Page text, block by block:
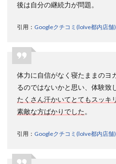
後は自分の継続力が問題。
引用： Googleクチコミ(loIve都内店舗)
体力に自信がなく寝たままのヨ
るのではないかと思い、体験致
たくさん汗かいてとてもスッキ
素敵な方ばかりでした。
引用： Googleクチコミ(loIve都内店舗)